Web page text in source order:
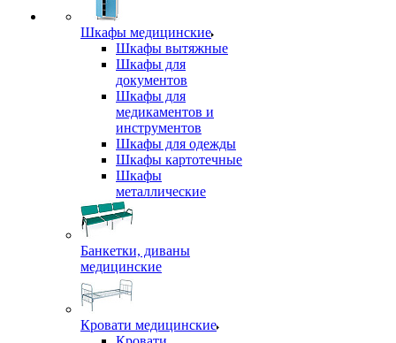
Шкафы медицинские
Шкафы вытяжные
Шкафы для
документов
Шкафы для
медикаментов и
инструментов
Шкафы для одежды
Шкафы картотечные
Шкафы
металлические
Банкетки, диваны
медицинские
Кровати медицинские